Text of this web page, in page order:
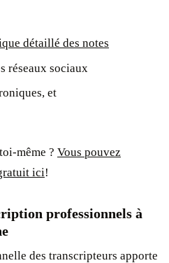
détaillé des notes
réseaux sociaux
et
même ? Vous pouvez
ici !
professionnels à
des transcripteurs apporte